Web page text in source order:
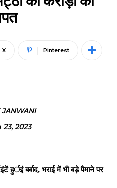
X Pinterest
JANWANI
23, 2023
हुर्इं बर्बाद, भराई में भी बड़े पैमाने पर